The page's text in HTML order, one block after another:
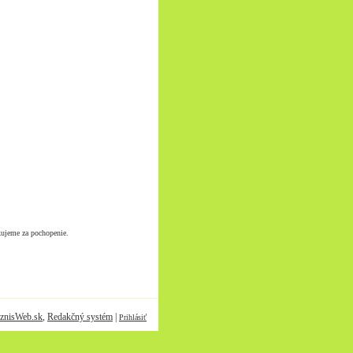
za pochopenie.
, Redakčný systém Prihlásiť